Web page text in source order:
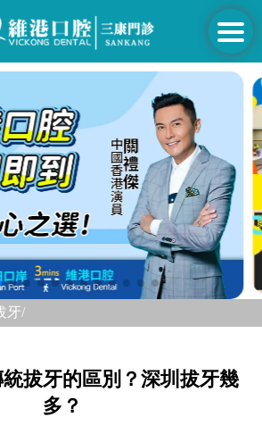
牙/
拔牙的區別？深圳拔牙幾
多？